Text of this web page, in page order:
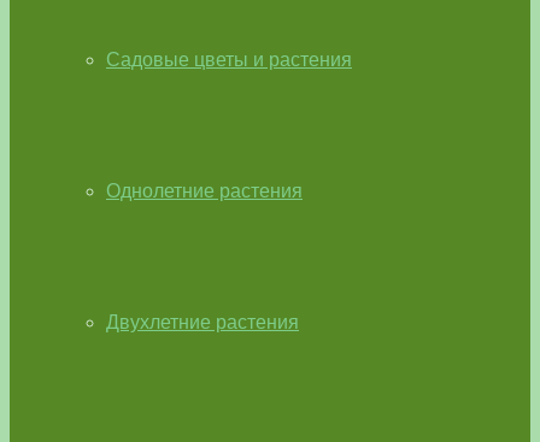
Садовые цветы и растения
Однолетние растения
Двухлетние растения